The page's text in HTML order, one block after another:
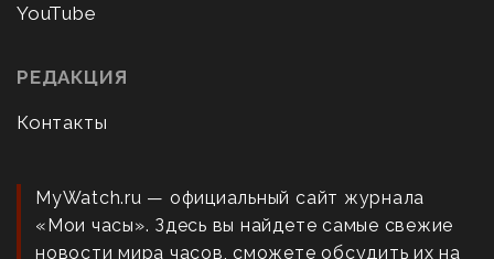
YouTube
РЕДАКЦИЯ
Контакты
MyWatch.ru — официальный сайт журнала
«Мои часы». Здесь вы найдете самые свежие
новости мира часов, сможете обсудить их на